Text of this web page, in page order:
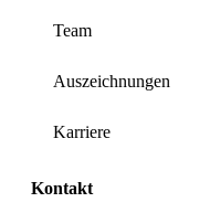
Team
Auszeichnungen
Karriere
Kontakt